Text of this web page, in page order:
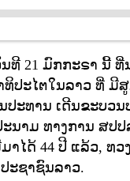
ທີ 21 ມົກກະຣາ ນີ້
ປະໄຕໃນລາວ ທີ່ ມີ
ນປະທານ ເດີນຂະບ
ນາມ ທາງການ ສປ
າໄດ້ 44 ປີ ແລ້ວ, ທ
ະຊາຊົນລາວ.